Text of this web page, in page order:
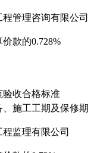
管理咨询有限公司
价款的0.728%
验收合格标准
、施工工期及保修期
监理有限公司